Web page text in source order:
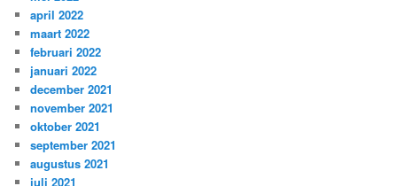
april 2022
maart 2022
februari 2022
januari 2022
december 2021
november 2021
oktober 2021
september 2021
augustus 2021
juli 2021